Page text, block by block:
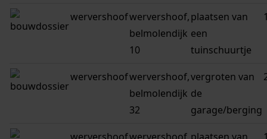
wervershoofwervershoof,
belmolendijk
10
plaatsen van
een
tuinschuurtje
wervershoofwervershoof,
belmolendijk
32
vergroten van
de
garage/berging